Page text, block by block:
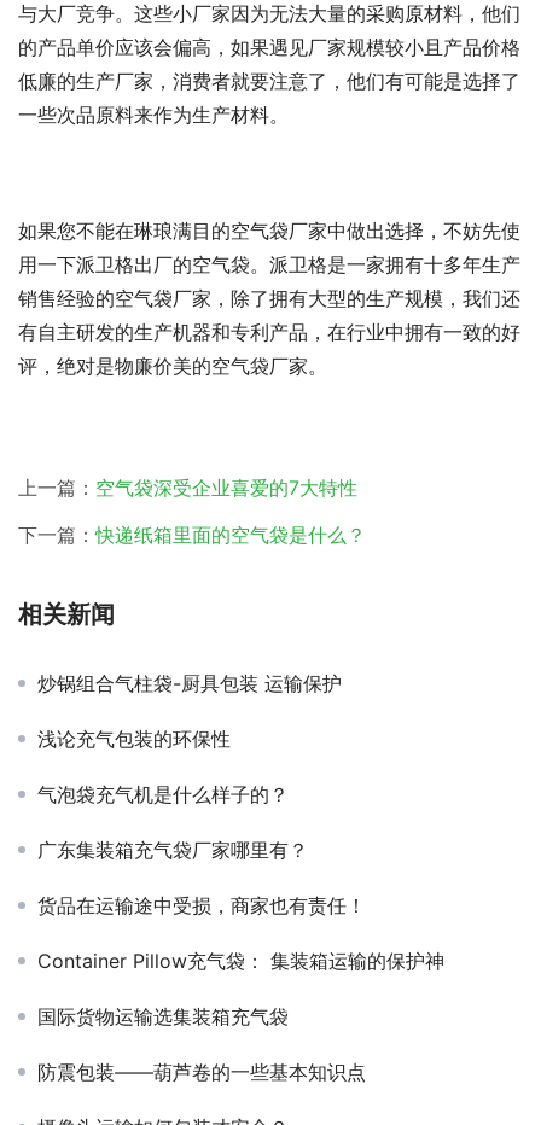
与大厂竞争。这些小厂家因为无法大量的采购原材料，他们
的产品单价应该会偏高，如果遇见厂家规模较小且产品价格
低廉的生产厂家，消费者就要注意了，他们有可能是选择了
一些次品原料来作为生产材料。
如果您不能在琳琅满目的空气袋厂家中做出选择，不妨先使
用一下派卫格出厂的空气袋。派卫格是一家拥有十多年生产
销售经验的空气袋厂家，除了拥有大型的生产规模，我们还
有自主研发的生产机器和专利产品，在行业中拥有一致的好
评，绝对是物廉价美的空气袋厂家。
上一篇： 空气袋深受企业喜爱的7大特性
下一篇：快递纸箱里面的空气袋是什么？
相关新闻
炒锅组合气柱袋-厨具包装 运输保护
浅论充气包装的环保性
气泡袋充气机是什么样子的？
广东集装箱充气袋厂家哪里有？
货品在运输途中受损，商家也有责任！
Container Pillow充气袋： 集装箱运输的保护神
国际货物运输选集装箱充气袋
防震包装——葫芦卷的一些基本知识点